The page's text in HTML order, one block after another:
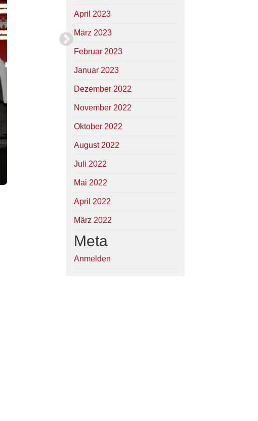
April 2023
März 2023
Februar 2023
Januar 2023
Dezember 2022
November 2022
Oktober 2022
August 2022
Juli 2022
Mai 2022
April 2022
März 2022
Meta
Anmelden